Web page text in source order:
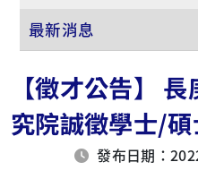
最新消息
【徵才公告】
究院誠徵學士/
發布日期：